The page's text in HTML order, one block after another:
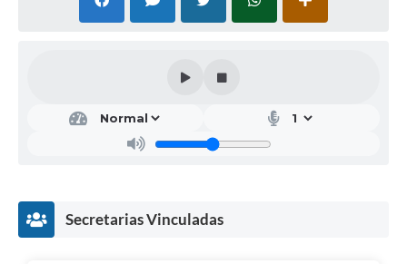
Secretarias Vinculadas